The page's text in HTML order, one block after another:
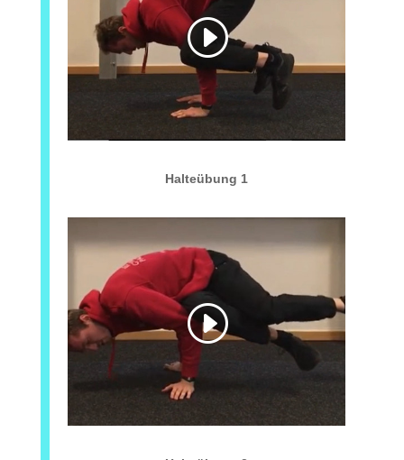
Halteübung 1